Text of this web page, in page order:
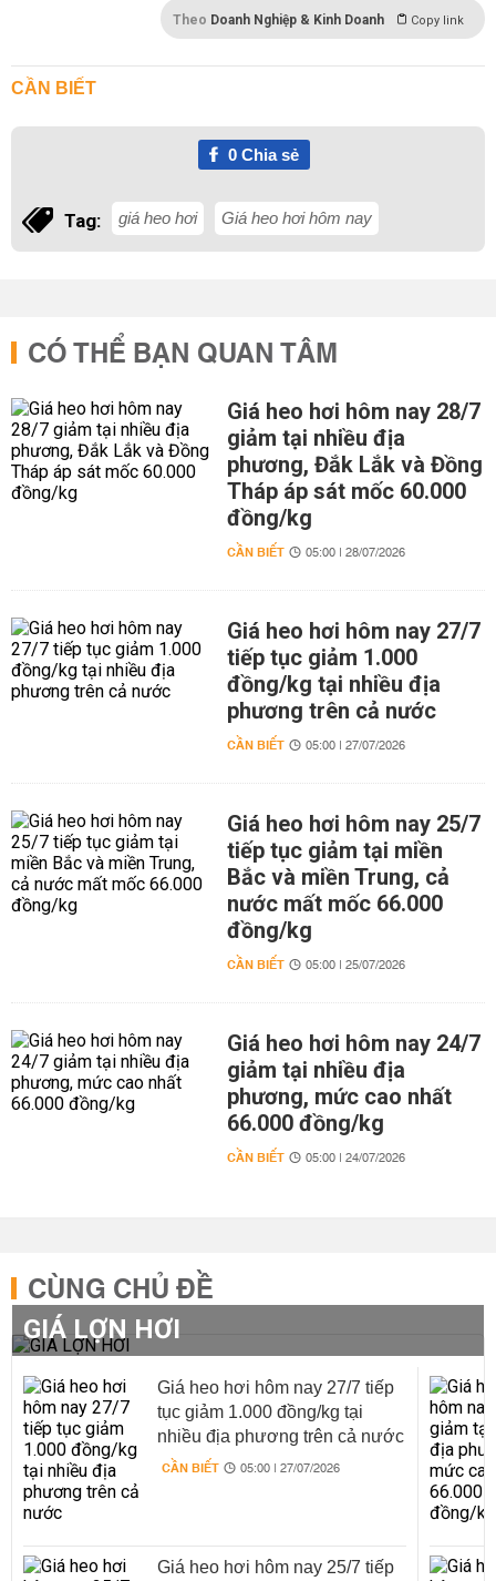
Theo Doanh Nghiệp & Kinh Doanh Copy link
CẦN BIẾT
0Chia sẻ
Tag: giá heo hơi Giá heo hơi hôm nay
CÓ THỂ BẠN QUAN TÂM
Giá heo hơi hôm nay 28/7
giảm tại nhiều địa
phương, Đắk Lắk và Đồng
Tháp áp sát mốc 60.000
đồng/kg
CẦN BIẾT 05:00 | 28/07/2026
Giá heo hơi hôm nay 27/7
tiếp tục giảm 1.000
đồng/kg tại nhiều địa
phương trên cả nước
CẦN BIẾT 05:00 | 27/07/2026
Giá heo hơi hôm nay 25/7
tiếp tục giảm tại miền
Bắc và miền Trung, cả
nước mất mốc 66.000
đồng/kg
CẦN BIẾT 05:00 | 25/07/2026
Giá heo hơi hôm nay 24/7
giảm tại nhiều địa
phương, mức cao nhất
66.000 đồng/kg
CẦN BIẾT 05:00 | 24/07/2026
CÙNG CHỦ ĐỀ
GIÁ LỢN HƠI
Giá heo hơi hôm nay 27/7 tiếp
tục giảm 1.000 đồng/kg tại
nhiều địa phương trên cả nước
CẦN BIẾT 05:00 | 27/07/2026
Giá heo hơi hôm nay 25/7 tiếp